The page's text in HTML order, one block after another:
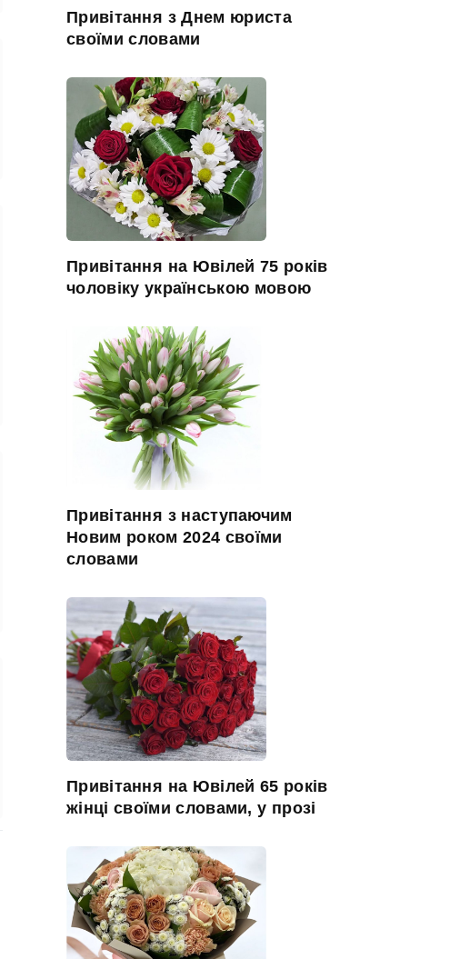
Привітання з Днем юриста
своїми словами
Привітання на Ювілей 75 років
чоловіку українською мовою
Привітання з наступаючим
Новим роком 2024 своїми
словами
Привітання на Ювілей 65 років
жінці своїми словами, у прозі